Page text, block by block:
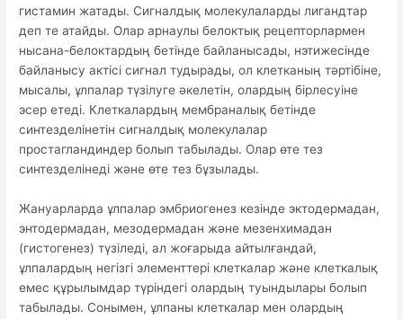
гистамин жатады. Сигналдық молекулаларды лигандтар
деп те атайды. Олар арнаулы белоктық рецепторлармен
нысана-белоктардың бетінде байланысады, нэтижесінде
байланысу актісі сигнал тудырады, ол клетканың тәртібіне,
мысалы, ұлпалар түзілуге әкелетін, олардың бірлесуіне
эсер етеді. Клеткалардың мембраналық бетінде
синтезделінетін сигналдық молекулалар
простагландиндер болып табылады. Олар өте тез
синтезделінеді және өте тез бұзылады.
Жануарларда ұлпалар эмбриогенез кезінде эктодермадан,
энтодермадан, мезодермадан және мезенхимадан
(гистогенез) түзіледі, ал жоғарыда айтылғандай,
ұлпалардың негізгі элементтері клеткалар және клеткалық
емес құрылымдар түріндегі олардың туындылары болып
табылады. Сонымен, ұлпаны клеткалар мен олардың